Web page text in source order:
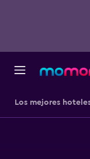
Los mejores